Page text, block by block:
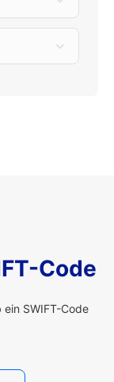
Code
SWIFT-Code